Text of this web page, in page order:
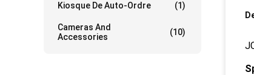
Kiosque De Auto-Ordre (1)
Cameras And
Accessories
(10)